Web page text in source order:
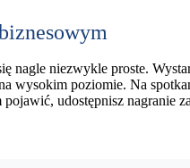
nagle niezwykle proste.
wysokim poziomie. Na
udostępnisz nagranie